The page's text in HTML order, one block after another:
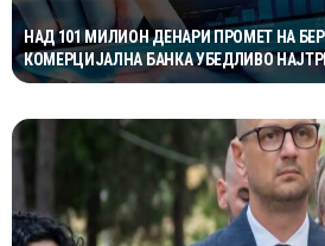
НАД 101 МИЛИОН ДЕНАРИ ПРОМЕТ НА
КОМЕРЦИЈАЛНА БАНКА УБЕДЛИВО